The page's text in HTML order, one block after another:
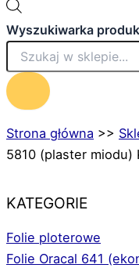
Wyszukiwarka
Strona główna >>
5810 (plaster miodu)
KATEGORIE
Folie ploterowe
Folie Oracal 641